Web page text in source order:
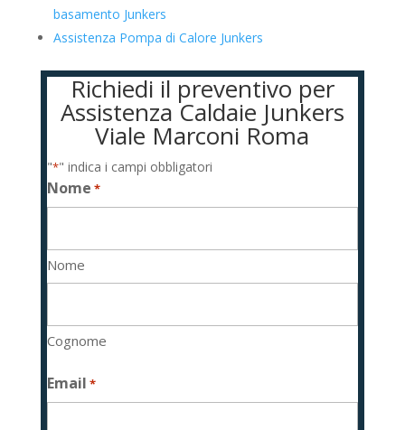
basamento Junkers
Assistenza Pompa di Calore Junkers
Richiedi il preventivo per
Assistenza Caldaie Junkers
Viale Marconi Roma
"*" indica i campi obbligatori
Nome *
Nome
Cognome
Email *